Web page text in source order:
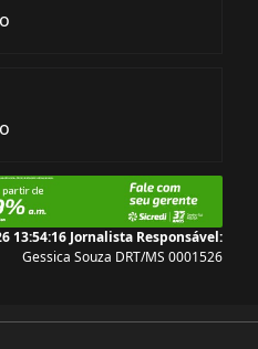
13:54:17Jornalista Responsável:
Gessica Souza DRT/MS 0001526